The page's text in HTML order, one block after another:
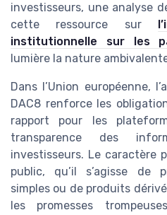
investisseurs, une analyse
cette ressource sur
institutionnelle sur les
lumière la nature
Dans l’Union européenne,
DAC8 renforce les
rapport pour les
transparence des
investisseurs. Le caractère
public, qu’il s’agisse de
simples ou de produits
les promesses